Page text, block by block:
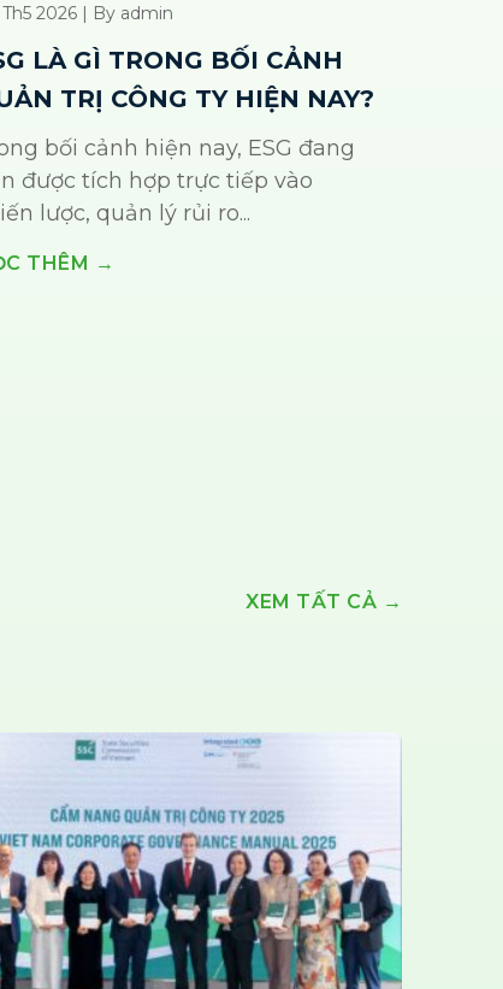
2026 | By admin
LÀ GÌ TRONG BỐI CẢNH
TRỊ CÔNG TY HIỆN NAY?
bối cảnh hiện nay, ESG đang
được tích hợp trực tiếp vào
lược, quản lý rủi ro...
THÊM →
XEM TẤT CẢ →